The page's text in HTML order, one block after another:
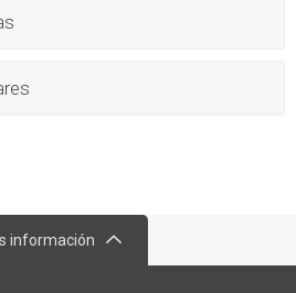
información